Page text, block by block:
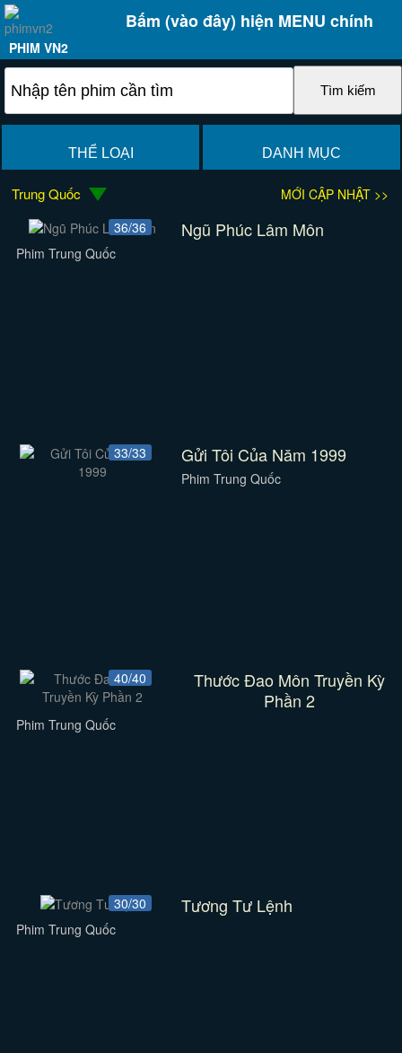
Bấm (vào đây) hiện MENU chính
PHIM VN2
THỂ LOẠI DANH MỤC
Trung Quốc
MỚI CẬP NHẬT >>
36/36
Ngũ Phúc Lâm Môn
Phim Trung Quốc
33/33 Gửi Tôi Của Năm 1999
Phim Trung Quốc
40/40
Thước Đao Môn Truyền Kỳ
Phần 2
Phim Trung Quốc
30/30 Tương Tư Lệnh
Phim Trung Quốc